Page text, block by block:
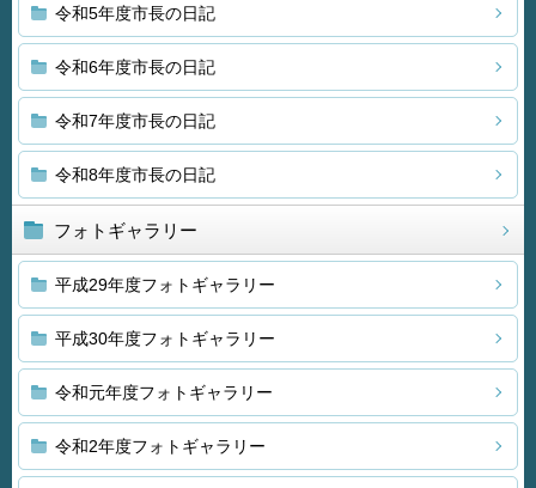
令和5年度市長の日記
令和6年度市長の日記
令和7年度市長の日記
令和8年度市長の日記
フォトギャラリー
平成29年度フォトギャラリー
平成30年度フォトギャラリー
令和元年度フォトギャラリー
令和2年度フォトギャラリー